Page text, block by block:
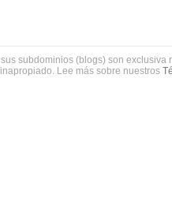
subdominios (blogs) son exclusiva
Lee más sobre nuestros